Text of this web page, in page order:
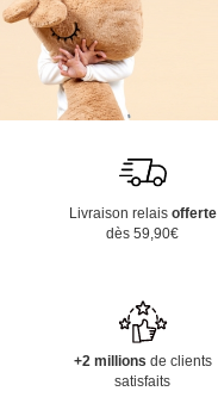
Livraison relais offerte
dès 59,90€
+2 millions de clients
satisfaits